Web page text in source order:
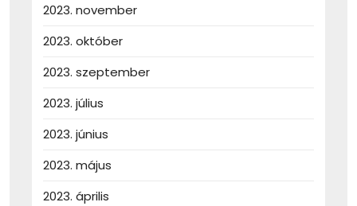
2023. november
2023. október
2023. szeptember
2023. július
2023. június
2023. május
2023. április